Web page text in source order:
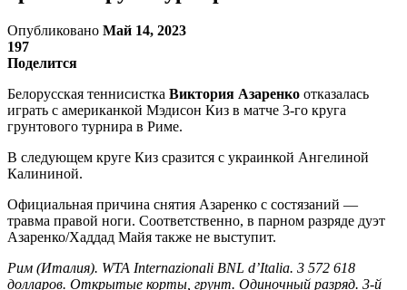
Опубликовано Май 14, 2023
197
Поделится
Белорусская теннисистка Виктория Азаренко отказалась
играть с американкой Мэдисон Киз в матче 3-го круга
грунтового турнира в Риме.
В следующем круге Киз сразится с украинкой Ангелиной
Калининой.
Официальная причина снятия Азаренко с состязаний —
травма правой ноги. Соответственно, в парном разряде дуэт
Азаренко/Хаддад Майя также не выступит.
Рим (Италия). WTA Internazionali BNL d’Italia. 3 572 618
долларов. Открытые корты, грунт. Одиночный разряд. 3-й